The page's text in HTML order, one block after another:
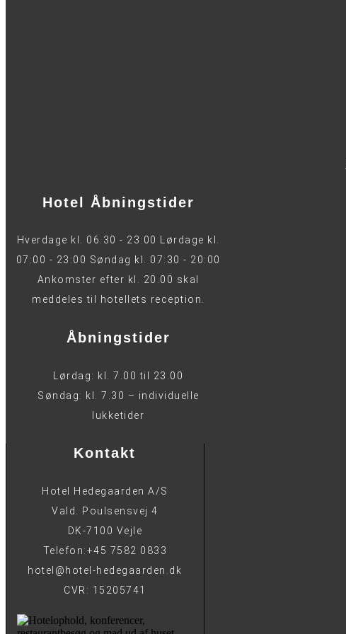
Hotel Åbningstider
Hverdage kl. 06.30 - 23:00 Lørdage kl.
07:00 - 23:00 Søndag kl. 07:30 - 20:00
Ankomster efter kl. 20.00 skal
meddeles til hotellets reception.
Åbningstider
Lørdag: kl. 7.00 til 23.00
Søndag: kl. 7.30 – individuelle
lukketider
Kontakt
Hotel Hedegaarden A/S
Vald. Poulsensvej 4
DK-7100 Vejle
Telefon:+45 7582 0833
hotel@hotel-hedegaarden.dk
CVR: 15205741